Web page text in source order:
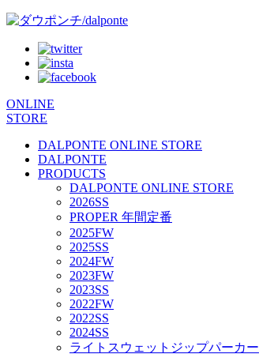
ONLINE
STORE
DALPONTE ONLINE STORE
DALPONTE
PRODUCTS
DALPONTE ONLINE STORE
2026SS
PROPER 年間定番
2025FW
2025SS
2024FW
2023FW
2023SS
2022FW
2022SS
2024SS
ライトスウェットジップパーカー